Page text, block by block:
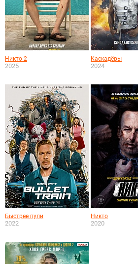
Никто 2
2025
Каскадёры
2024
Быстрее пули
2022
Никто
2020